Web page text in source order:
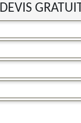
DEVIS GRATUIT